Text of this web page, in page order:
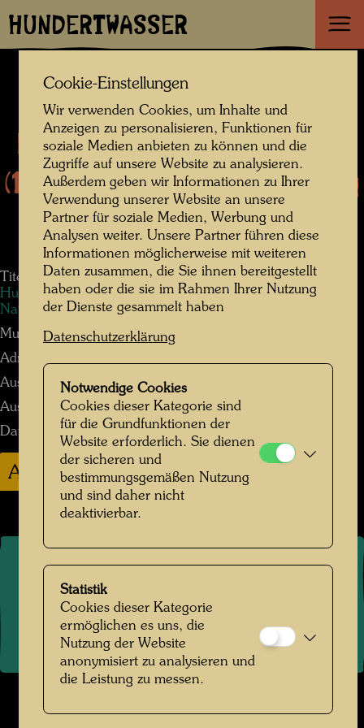
HUNDERTWASSER
Kunstausstellung:
Friedensreich Hundertwasser
(1928–2000) – Friedensvertrag
mit der Natur
Titel der Ausstellung:Kunstausstellung: Friedensreich
Hundertwasser (1928–2000) – Friedensvertrag mit der
Natur
Museum Galerie:Stadtmuseum Hofheim am Taunus
Adresse:
Ausstellungsart:Einzelausstellung
Ausstellungsdauer:22.02.2026 -07.06.2026
Datum der Eröffnung:22.02.2026
Ausgestellte Werke Drucksorten
©2026
Die Hundertwasser gemeinnützige Privatstiftung Wien
Kontakt . Datenschutz
Nutzungsbedingungen
Cookie-Einstellungen
Wir verwenden Cookies, um Inhalte und
Anzeigen zu personalisieren, Funktionen für
soziale Medien anbieten zu können und die
Zugriffe auf unsere Website zu analysieren.
Außerdem geben wir Informationen zu Ihrer
Verwendung unserer Website an unsere
Partner für soziale Medien, Werbung und
Analysen weiter. Unsere Partner führen diese
Informationen möglicherweise mit weiteren
Daten zusammen, die Sie ihnen bereitgestellt
haben oder die sie im Rahmen Ihrer Nutzung
der Dienste gesammelt haben
Datenschutzerklärung
Notwendige Cookies
Cookies dieser Kategorie sind
für die Grundfunktionen der
Website erforderlich. Sie dienen
der sicheren und
bestimmungsgemäßen Nutzung
und sind daher nicht
deaktivierbar.
Statistik
Cookies dieser Kategorie
ermöglichen es uns, die
Nutzung der Website
anonymisiert zu analysieren und
die Leistung zu messen.